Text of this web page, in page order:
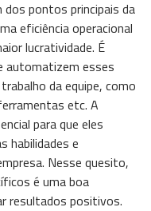
pontos principais da
eficiência operacional
lucratividade. É
automatizem esses
da equipe, como
etc. A
para que eles
habilidades e
Nesse quesito,
é uma boa
resultados positivos.